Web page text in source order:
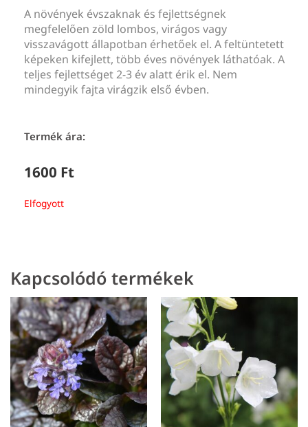
A növények évszaknak és fejlettségnek
megfelelően zöld lombos, virágos vagy
visszavágott állapotban érhetőek el. A feltüntetett
képeken kifejlett, több éves növények láthatóak. A
teljes fejlettséget 2-3 év alatt érik el. Nem
mindegyik fajta virágzik első évben.
Termék ára:
1600 Ft
Elfogyott
Kapcsolódó termékek